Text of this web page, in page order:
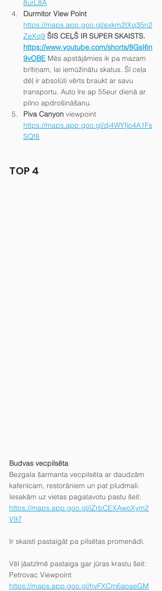
8urL8A
Durmitor View Point
https://maps.app.goo.gl/exkm2tXq35n2
ZeXq9 ŠIS CEĻŠ IR SUPER SKAISTS.
https://www.youtube.com/shorts/8GsI6n
9vOBE Mēs apstājāmies ik pa mazam
brītiņam, lai iemūžinātu skatus. Šī ceļa
dēļ ir absolūti vērts braukt ar savu
transportu. Auto īre ap 55eur dienā ar
pilno apdrošināšanu.
Piva Canyon viewpoint
https://maps.app.goo.gl/dj4WYfjo4A1Fs
SQf8
TOP 4
Budvas vecpilsēta
Bezgala šarmanta vecpilsēta ar daudzām
kafenīcam, restorāniem un pat pludmali.
Iesakām uz vietas pagatavotu pastu šeit:
https://maps.app.goo.gl/iZrbCEXAwoXym2
V97
Ir skaisti pastaigāt pa pilsētas promenādi.
Vēl jāatzīmē pastaiga gar jūras krastu šeit:
Petrovac Viewpoint
https://maps.app.goo.gl/hvFXCm6aoaeGM